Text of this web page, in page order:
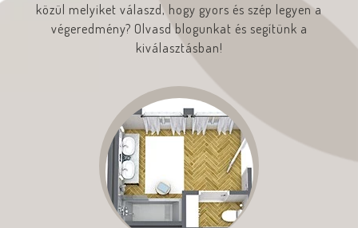
közül melyiket válaszd, hogy gyors és szép legyen a
végeredmény? Olvasd blogunkat és segítünk a
kiválasztásban!